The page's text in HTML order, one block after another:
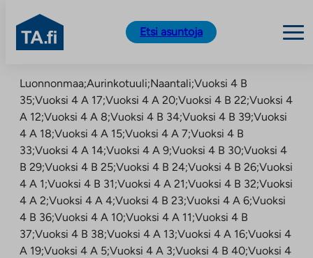
sisältöön
TA.fi
Etsi asuntoja
Luonnonmaa;Aurinkotuuli;Naantali;Vuoksi 4 B
35;Vuoksi 4 A 17;Vuoksi 4 A 20;Vuoksi 4 B 22;Vuoksi 4
A 12;Vuoksi 4 A 8;Vuoksi 4 B 34;Vuoksi 4 B 39;Vuoksi
4 A 18;Vuoksi 4 A 15;Vuoksi 4 A 7;Vuoksi 4 B
33;Vuoksi 4 A 14;Vuoksi 4 A 9;Vuoksi 4 B 30;Vuoksi 4
B 29;Vuoksi 4 B 25;Vuoksi 4 B 24;Vuoksi 4 B 26;Vuoksi
4 A 1;Vuoksi 4 B 31;Vuoksi 4 A 21;Vuoksi 4 B 32;Vuoksi
4 A 2;Vuoksi 4 A 4;Vuoksi 4 B 23;Vuoksi 4 A 6;Vuoksi
4 B 36;Vuoksi 4 A 10;Vuoksi 4 A 11;Vuoksi 4 B
37;Vuoksi 4 B 38;Vuoksi 4 A 13;Vuoksi 4 A 16;Vuoksi 4
A 19;Vuoksi 4 A 5;Vuoksi 4 A 3;Vuoksi 4 B 40;Vuoksi 4